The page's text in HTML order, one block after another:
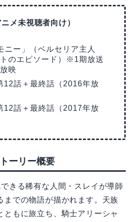
メ未視聴者向け）
ニー」（ベルセリア主人
のエピソード）※1期放送
映
12話＋最終話（2016年放
12話＋最終話（2017年放
ーリー概要
きる稀有な人間・スレイが導師
までの物語が描かれます。天族
ともに旅立ち、騎士アリーシャ